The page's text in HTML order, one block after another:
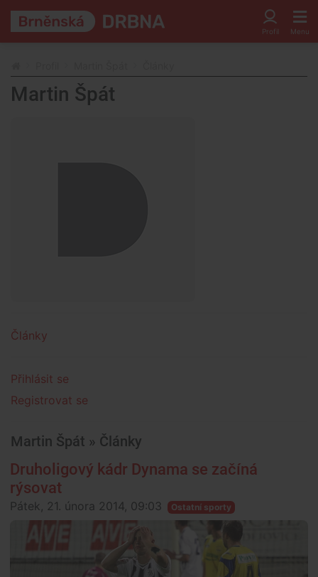
Martin Špát
Články
Přihlásit se
Registrovat se
Martin Špát » Články
Druholigový kádr Dynama se začíná
rýsovat
Pátek, 21. února 2014, 09:03 Ostatní sporty